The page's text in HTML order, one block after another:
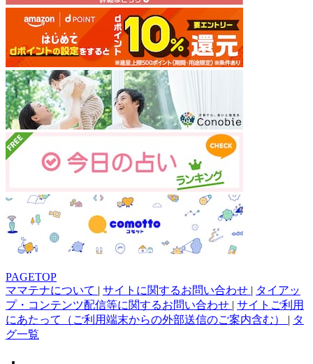
PAGETOP
ママテナについて | サイトに関するお問い合わせ | タイアッ
プ・コンテンツ配信等に関するお問い合わせ | サイトご利用
にあたって（ご利用端末からの外部送信のご案内含む） | タ
グ一覧